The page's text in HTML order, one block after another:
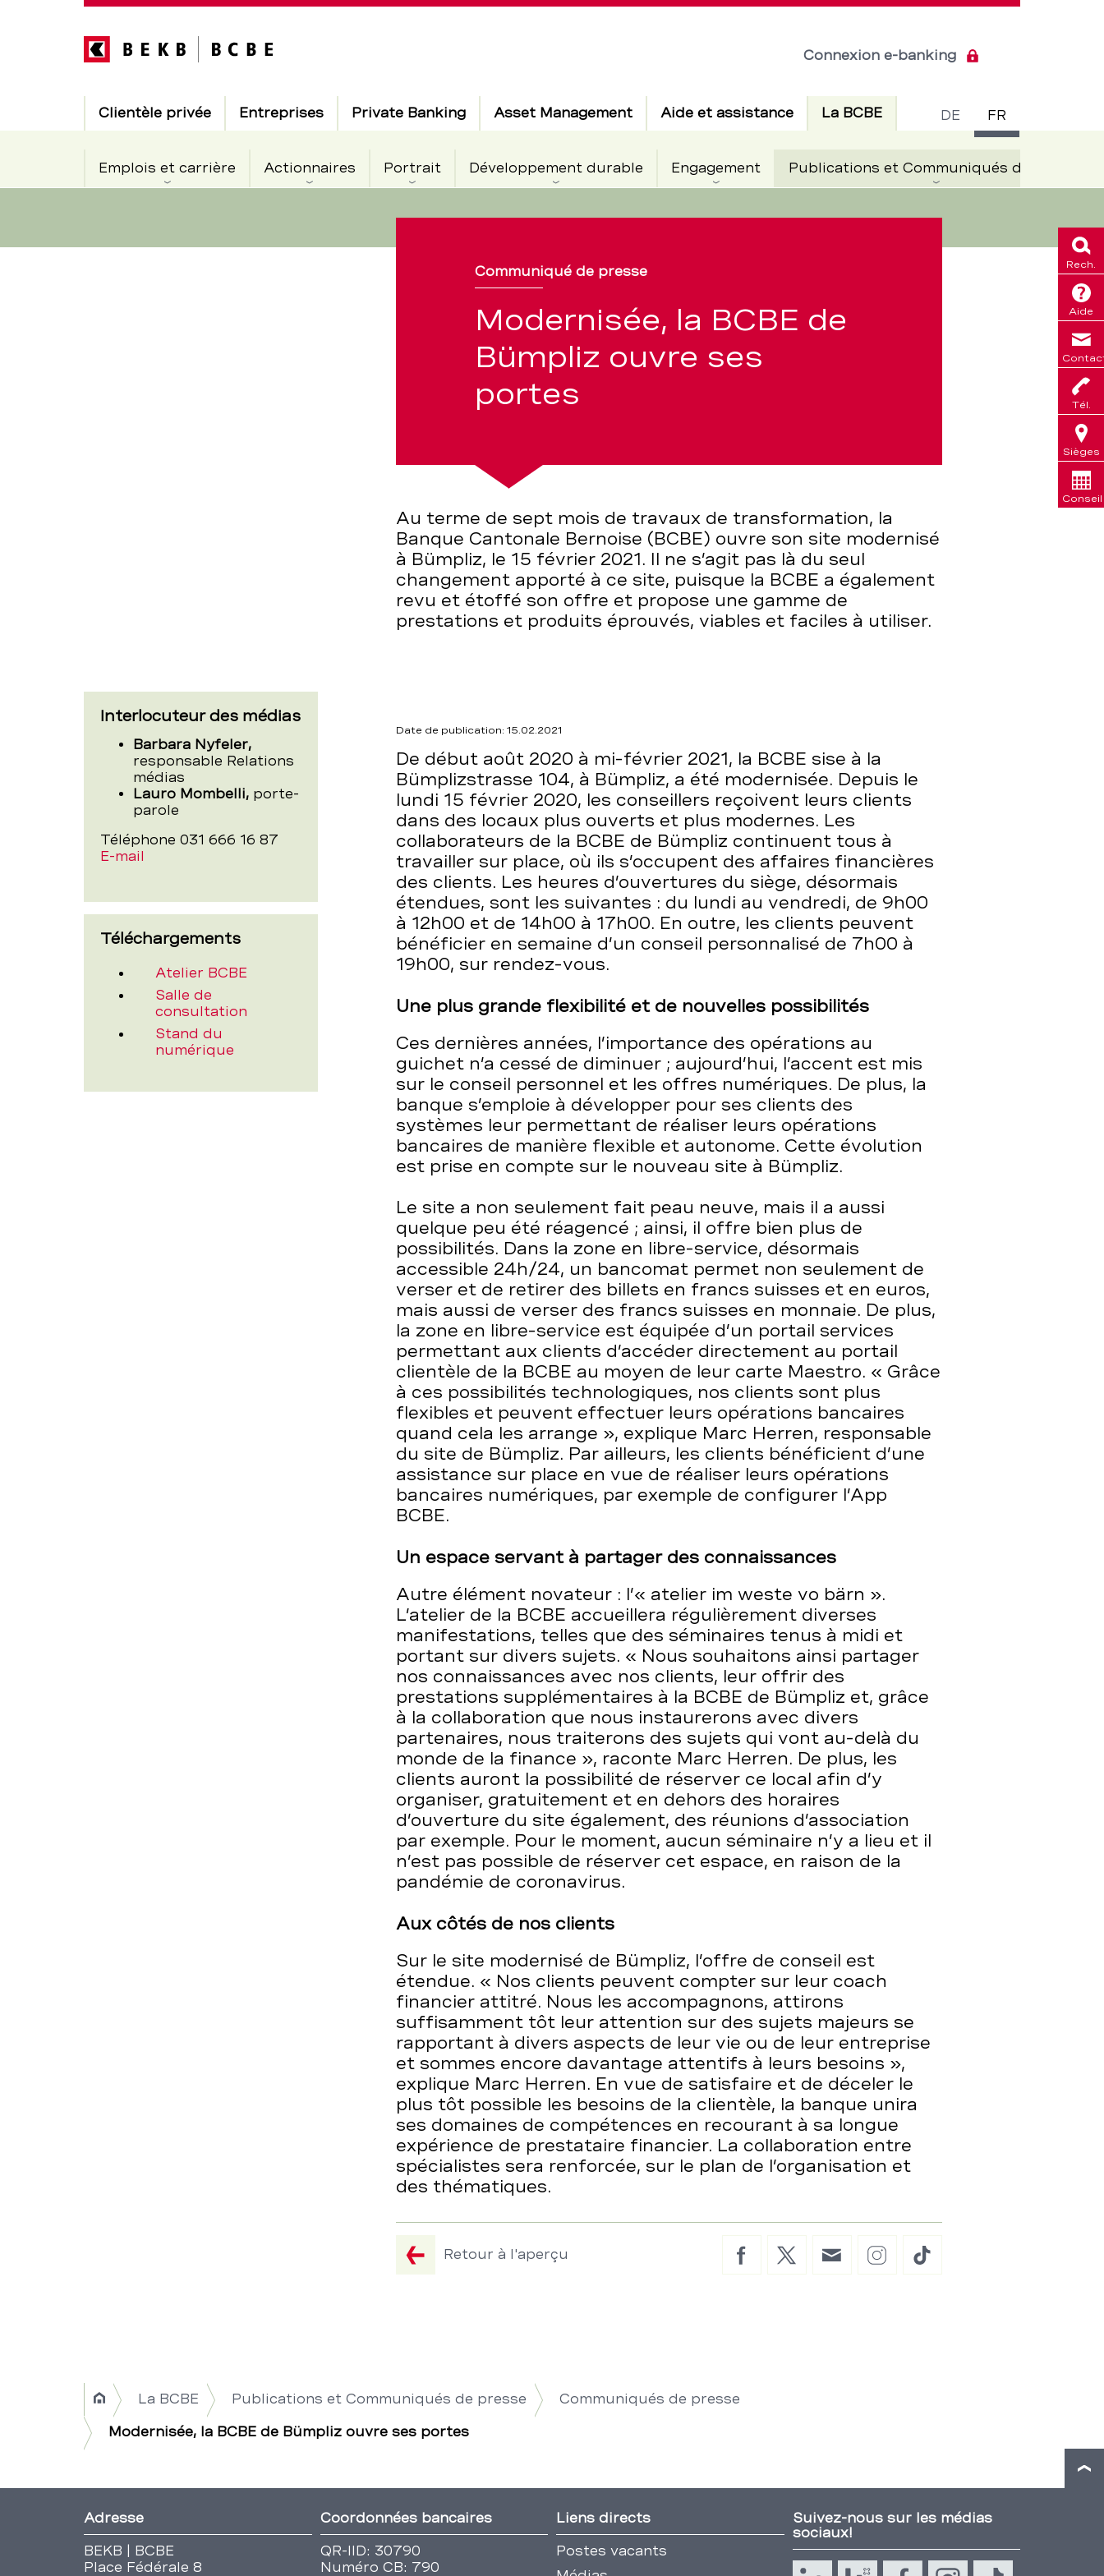
BCBE
de
langue
DE FR
Connexion e-banking
Hauptnavigation
Clientèle privée Entreprises Private Banking Asset Management Aide et assistance La BCBEActif
Emplois et carrière Actionnaires Portrait Développement durable Engagement Publications et Communiqués de presse
de
Rech.
Aide
Tél.
Sièges
Conseil
Communiqué de presse
Modernisée, la BCBE de
Bümpliz ouvre ses
portes
Au terme de sept mois de travaux de transformation, la
Banque Cantonale Bernoise (BCBE) ouvre son site modernisé
à Bümpliz, le 15 février 2021. Il ne s’agit pas là du seul
changement apporté à ce site, puisque la BCBE a également
revu et étoffé son offre et propose une gamme de
prestations et produits éprouvés, viables et faciles à utiliser.
Interlocuteur des médias
Barbara Nyfeler,
responsable Relations
médias
Lauro Mombelli, porte-
parole
Téléphone 031 666 16 87
E-mail
Téléchargements
Atelier BCBE
(JPEG,
MB)
Salle de
consultation
(JPEG,
MB)Stand du
numérique
(JPEG,
Date de publication: 15.02.2021
De début août 2020 à mi-février 2021, la BCBE sise à la
Bümplizstrasse 104, à Bümpliz, a été modernisée. Depuis le
lundi 15 février 2020, les conseillers reçoivent leurs clients
dans des locaux plus ouverts et plus modernes. Les
collaborateurs de la BCBE de Bümpliz continuent tous à
travailler sur place, où ils s’occupent des affaires financières
des clients. Les heures d’ouvertures du siège, désormais
étendues, sont les suivantes : du lundi au vendredi, de 9h00
à 12h00 et de 14h00 à 17h00. En outre, les clients peuvent
bénéficier en semaine d’un conseil personnalisé de 7h00 à
19h00, sur rendez-vous.
Une plus grande flexibilité et de nouvelles possibilités
Ces dernières années, l’importance des opérations au
guichet n’a cessé de diminuer ; aujourd’hui, l’accent est mis
sur le conseil personnel et les offres numériques. De plus, la
banque s’emploie à développer pour ses clients des
systèmes leur permettant de réaliser leurs opérations
bancaires de manière flexible et autonome. Cette évolution
est prise en compte sur le nouveau site à Bümpliz.
Le site a non seulement fait peau neuve, mais il a aussi
quelque peu été réagencé ; ainsi, il offre bien plus de
possibilités. Dans la zone en libre-service, désormais
accessible 24h/24, un bancomat permet non seulement de
verser et de retirer des billets en francs suisses et en euros,
mais aussi de verser des francs suisses en monnaie. De plus,
la zone en libre-service est équipée d’un portail services
permettant aux clients d’accéder directement au portail
clientèle de la BCBE au moyen de leur carte Maestro. « Grâce
à ces possibilités technologiques, nos clients sont plus
flexibles et peuvent effectuer leurs opérations bancaires
quand cela les arrange », explique Marc Herren, responsable
du site de Bümpliz. Par ailleurs, les clients bénéficient d’une
assistance sur place en vue de réaliser leurs opérations
bancaires numériques, par exemple de configurer l’App
BCBE.
Un espace servant à partager des connaissances
Autre élément novateur : l’« atelier im weste vo bärn ».
L’atelier de la BCBE accueillera régulièrement diverses
manifestations, telles que des séminaires tenus à midi et
portant sur divers sujets. « Nous souhaitons ainsi partager
nos connaissances avec nos clients, leur offrir des
prestations supplémentaires à la BCBE de Bümpliz et, grâce
à la collaboration que nous instaurerons avec divers
partenaires, nous traiterons des sujets qui vont au-delà du
monde de la finance », raconte Marc Herren. De plus, les
clients auront la possibilité de réserver ce local afin d’y
organiser, gratuitement et en dehors des horaires
d’ouverture du site également, des réunions d’association
par exemple. Pour le moment, aucun séminaire n’y a lieu et il
n’est pas possible de réserver cet espace, en raison de la
pandémie de coronavirus.
Aux côtés de nos clients
Sur le site modernisé de Bümpliz, l’offre de conseil est
étendue. « Nos clients peuvent compter sur leur coach
financier attitré. Nous les accompagnons, attirons
suffisamment tôt leur attention sur des sujets majeurs se
rapportant à divers aspects de leur vie ou de leur entreprise
et sommes encore davantage attentifs à leurs besoins »,
explique Marc Herren. En vue de satisfaire et de déceler le
plus tôt possible les besoins de la clientèle, la banque unira
ses domaines de compétences en recourant à sa longue
expérience de prestataire financier. La collaboration entre
spécialistes sera renforcée, sur le plan de l’organisation et
des thématiques.
Retour à l'aperçu FacebookTwitter
E-
InstagramTikTok
Breadcrumb
Navigation
Title
Home
La BCBE Publications et Communiqués de presse Communiqués de presse
Modernisée, la BCBE de Bümpliz ouvre ses portes
Fusszeile
Adresse
BEKB | BCBE
Place Fédérale 8
Coordonnées bancaires
QR-IID: 30790
Numéro CB: 790
Liens directs
Postes vacants
Suivez-nous sur les médias
sociaux!